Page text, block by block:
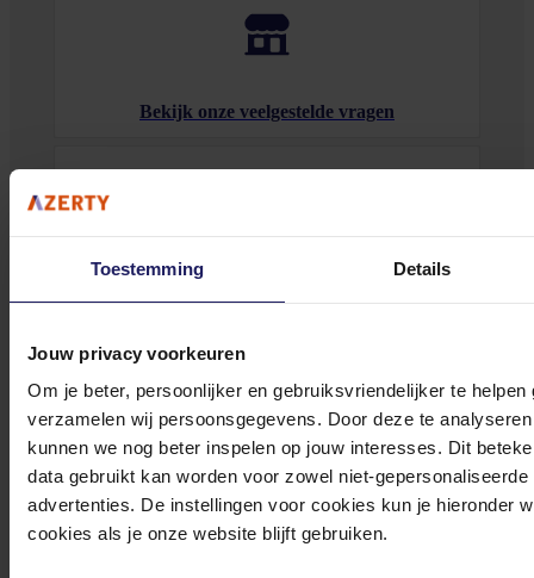
Toestemming Details
Jouw privacy voorkeuren
Om je beter, persoonlijker en gebruiksvriendelijker te
verzamelen wij persoonsgegevens. Door deze te
kunnen we nog beter inspelen op jouw interesses. Dit
data gebruikt kan worden voor zowel niet-
advertenties. De instellingen voor cookies kun je hieronder
cookies als je onze website blijft gebruiken.
Bekijk onze veelgestelde vragen
Klantenservice@azerty.nl
Meld je aan voor onze nieuwsbrief!